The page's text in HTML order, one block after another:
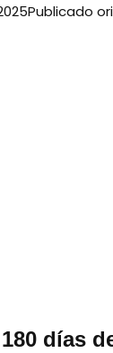
días